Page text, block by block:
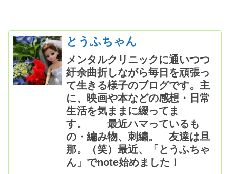
とうふちゃん
メンタルクリニックに通いつつ
紆余曲折しながら毎日を頑張っ
て生きる様子のブログです。主
に、映画や本などの感想・日常
生活を気ままに綴ってま
す。 最近ハマっているも
の・編み物、刺繍。 友達は旦
那。（笑）最近、「とうふちゃ
ん」でnote始めました！